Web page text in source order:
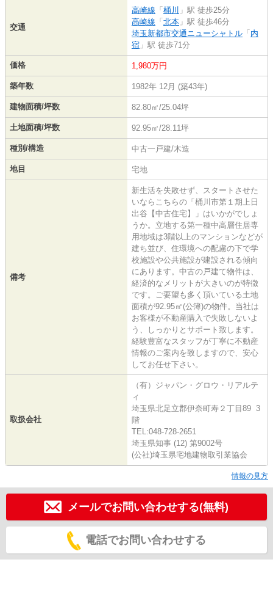
交通
高崎線 「 桶川 」駅 徒歩25分
高崎線 「 北本 」駅 徒歩46分
埼玉新都市交通ニューシャトル 「 内
宿 」駅 徒歩71分
価格 1,980万円
築年数 1982年 12月 (築43年)
建物面積/坪数 82.80㎡/25.04坪
土地面積/坪数 92.95㎡/28.11坪
種別/構造 中古一戸建/木造
地目 宅地
備考
新生活を失敗せず、スタートさせた
いならこちらの「桶川市第１期上日
出谷【中古住宅】」はいかがでしょ
うか。立地する第一種中高層住居専
用地域は3階以上のマンションなどが
建ち並び、住環境への配慮の下で学
校施設や公共施設が建設される傾向
にあります。中古の戸建て物件は、
経済的なメリットが大きいのが特徴
です。ご要望も多く頂いている土地
面積が92.95㎡(公簿)の物件。当社は
お客様が不動産購入で失敗しないよ
う、しっかりとサポート致します。
経験豊富なスタッフが丁寧に不動産
情報のご案内を致しますので、安心
してお任せ下さい。
取扱会社
（有）ジャパン・グロウ・リアルテ
ィ
埼玉県北足立郡伊奈町寿２丁目89 3
階
TEL:048-728-2651
埼玉県知事 (12) 第9002号
(公社)埼玉県宅地建物取引業協会
情報の見方
メールでお問い合わせする(無料)
電話でお問い合わせする